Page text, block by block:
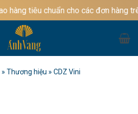
hàng tiêu chuẩn cho các đơn hàng
» Thương hiệu » CDZ Vini